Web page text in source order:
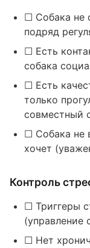
☐ Собака не
подряд
☐ Есть
собака
☐ Есть
только
совместный
☐ Собака не
хочет
Контроль
☐ Триггеры
(управление
☐ Нет